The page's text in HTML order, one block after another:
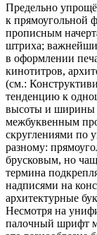
Предельно
к прямоугольной
прописным
штриха;
в оформлении
кинотитров,
(см.:
тенденцию к
высоты и ширины
межбуквенным
скруглениями по
разному:
брусковым, но
термина
надписями на
архитектурные
Несмотря на
палочный шрифт